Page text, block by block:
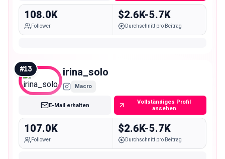
108.0K
Follower
$2.6K-5.7K
Durchschnitt pro Beitrag
#13 irina_solo
Macro
E-Mail erhalten
Vollständiges Profil
ansehen
107.0K
Follower
$2.6K-5.7K
Durchschnitt pro Beitrag